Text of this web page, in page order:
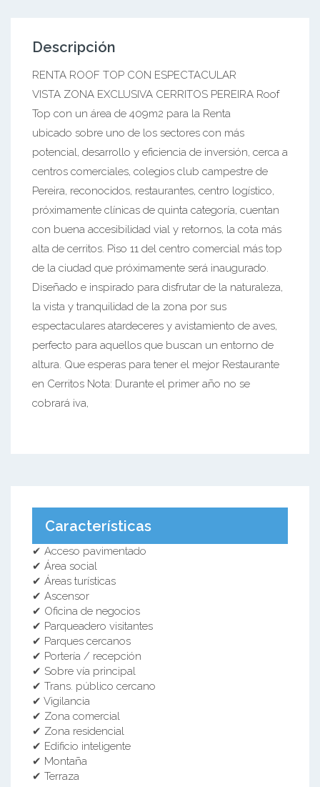
Descripción
RENTA ROOF TOP CON ESPECTACULAR
VISTA ZONA EXCLUSIVA CERRITOS PEREIRA Roof
Top con un área de 409m2 para la Renta
ubicado sobre uno de los sectores con más
potencial, desarrollo y eficiencia de inversión, cerca a
centros comerciales, colegios club campestre de
Pereira, reconocidos, restaurantes, centro logístico,
próximamente clínicas de quinta categoría, cuentan
con buena accesibilidad vial y retornos, la cota más
alta de cerritos. Piso 11 del centro comercial más top
de la ciudad que próximamente será inaugurado.
Diseñado e inspirado para disfrutar de la naturaleza,
la vista y tranquilidad de la zona por sus
espectaculares atardeceres y avistamiento de aves,
perfecto para aquellos que buscan un entorno de
altura. Que esperas para tener el mejor Restaurante
en Cerritos Nota: Durante el primer año no se
cobrará iva,
Características
✔ Acceso pavimentado
✔ Área social
✔ Áreas turísticas
✔ Ascensor
✔ Oficina de negocios
✔ Parqueadero visitantes
✔ Parques cercanos
✔ Portería / recepción
✔ Sobre vía principal
✔ Trans. público cercano
✔ Vigilancia
✔ Zona comercial
✔ Zona residencial
✔ Edificio inteligente
✔ Montaña
✔ Terraza